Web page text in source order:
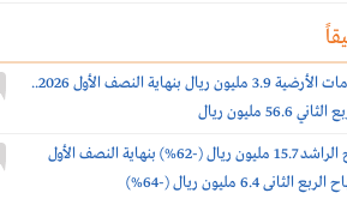
أرباح الخدمات الأرضية 3.9 مليون ريال بنهاية النصف الأول 2026..
مليون ريال
أرباح صالح الراشد 15.7 مليون ريال (-62%) بنهاية النصف الأول